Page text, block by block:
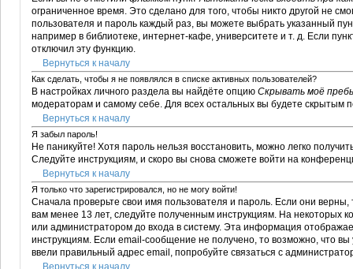
ограниченное время. Это сделано для того, чтобы никто другой не
пользователя и пароль каждый раз, вы можете выбрать указанный
например в библиотеке, интернет-кафе, университете и т. д. Если
отключил эту функцию.
Вернуться к началу
Как сделать, чтобы я не появлялся в списке активных пользователей?
В настройках личного раздела вы найдёте опцию Скрывать моё
модераторам и самому себе. Для всех остальных вы будете скрытым
Вернуться к началу
Я забыл пароль!
Не паникуйте! Хотя пароль нельзя восстановить, можно легко
Следуйте инструкциям, и скоро вы снова сможете войти на
Вернуться к началу
Я только что зарегистрировался, но не могу войти!
Сначала проверьте свои имя пользователя и пароль. Если они
вам менее 13 лет, следуйте полученным инструкциям. На некоторых
или администратором до входа в систему. Эта информация
инструкциям. Если email-сообщение не получено, то возможно, что
ввели правильный адрес email, попробуйте связаться с
Вернуться к началу